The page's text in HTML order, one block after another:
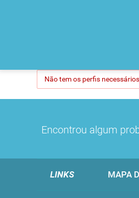
Não tem os perfis
Encontrou algum
LINKS MAPA